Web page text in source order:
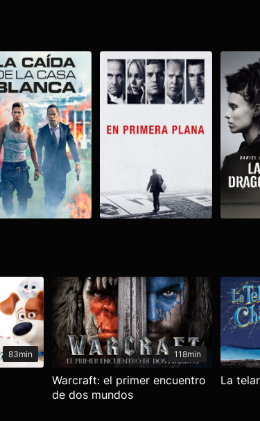
83min 118min
Warcraft: el primer encuentro
de dos mundos
La